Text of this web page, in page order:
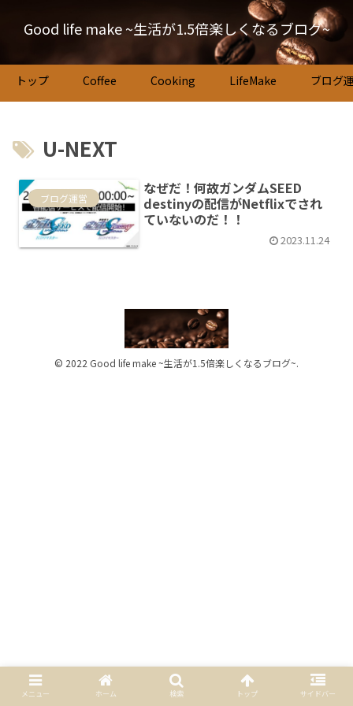
Good life make ~生活が1.5倍楽しくなるブログ~
トップ Coffee Cooking LifeMake ブログ
U-NEXT
ブログ運営
なぜだ！何故ガンダムSEED
destinyの配信がNetflixでされ
ていないのだ！！
2023.11.24
© 2022 Good life make ~生活が1.5倍楽しくなるブログ~.
メニュー ホーム 検索 トップ サイドバー